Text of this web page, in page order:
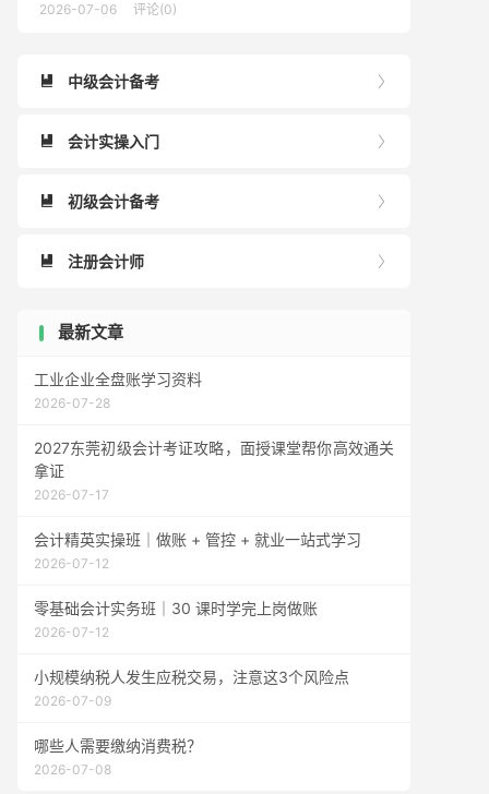
2026-07-06 评论(0)

 中级会计备考

 会计实操入门

 初级会计备考

 注册会计师
最新文章
工业企业全盘账学习资料
2026-07-28
2027东莞初级会计考证攻略，面授课堂帮你高效通关
拿证
2026-07-17
会计精英实操班｜做账 + 管控 + 就业一站式学习
2026-07-12
零基础会计实务班｜30 课时学完上岗做账
2026-07-12
小规模纳税人发生应税交易，注意这3个风险点
2026-07-09
哪些人需要缴纳消费税？
2026-07-08